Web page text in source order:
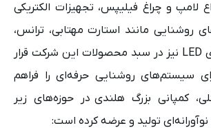
لامپ و چراغ فیلیپس، تجهیزات الکتریکی
روشنایی مانند استارت مهتابی، ترانس،
بالاست و درایورهای LED نیز در سبد محصولات این شرکت قرار
سیستم‌های روشنایی حرفه‌ای را فراهم
کمپانی بزرگ هلندی در حوزه‌های زیر
تولید و عرضه کرده است: